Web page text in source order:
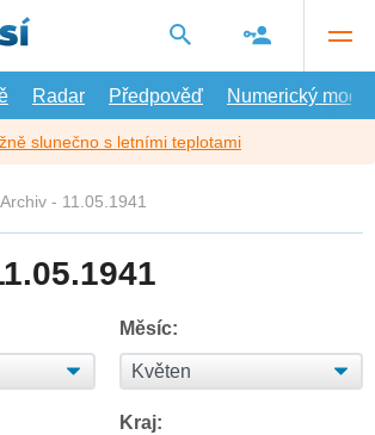
Radar Předpověď Numerický model
slunečno s letními teplotami
Archiv - 11.05.1941
Měsíc:
Kraj: